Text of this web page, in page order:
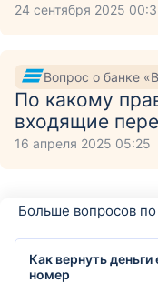
24 сентября 2025
Вопрос о банке
По какому
входящие
16 апреля 2025 05:25
Больше вопросов
Как вернуть деньги
номер